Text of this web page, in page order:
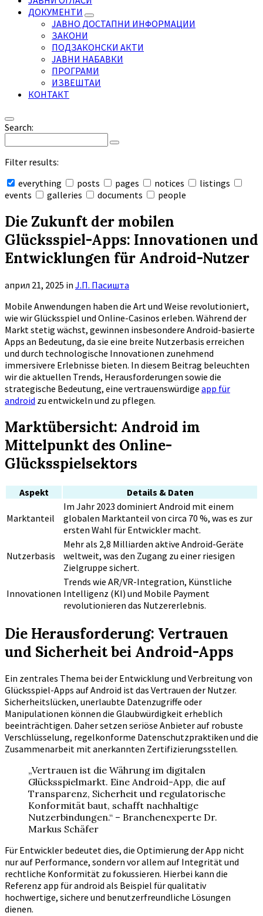
ДОКУМЕНТИ
ЈАВНО ДОСТАПНИ ИНФОРМАЦИИ
ЗАКОНИ
ПОДЗАКОНСКИ АКТИ
ЈАВНИ НАБАВКИ
ПРОГРАМИ
ИЗВЕШТАИ
КОНТАКТ
Search:
Filter results:
everything
posts pages notices
listings
events
galleries documents people
search
Die Zukunft der mobilen
Glücksspiel-Apps: Innovationen und
Entwicklungen für Android-Nutzer
април 21, 2025 in Ј.П. Пасишта
Mobile Anwendungen haben die Art und Weise revolutioniert,
wie wir Glücksspiel und Online-Casinos erleben. Während der
Markt stetig wächst, gewinnen insbesondere Android-basierte
Apps an Bedeutung, da sie eine breite Nutzerbasis erreichen
und durch technologische Innovationen zunehmend
immersivere Erlebnisse bieten. In diesem Beitrag beleuchten
wir die aktuellen Trends, Herausforderungen sowie die
strategische Bedeutung, eine vertrauenswürdige app für
android zu entwickeln und zu pflegen.
Marktübersicht: Android im
Mittelpunkt des Online-
Glücksspielsektors
Aspekt Details & Daten
Marktanteil
Im Jahr 2023 dominiert Android mit einem
globalen Marktanteil von circa 70 %, was es zur
ersten Wahl für Entwickler macht.
Nutzerbasis
Mehr als 2,8 Milliarden aktive Android-Geräte
weltweit, was den Zugang zu einer riesigen
Zielgruppe sichert.
Innovationen
Trends wie AR/VR-Integration, Künstliche
Intelligenz (KI) und Mobile Payment
revolutionieren das Nutzererlebnis.
Die Herausforderung: Vertrauen
und Sicherheit bei Android-Apps
Ein zentrales Thema bei der Entwicklung und Verbreitung von
Glücksspiel-Apps auf Android ist das Vertrauen der Nutzer.
Sicherheitslücken, unerlaubte Datenzugriffe oder
Manipulationen können die Glaubwürdigkeit erheblich
beeinträchtigen. Daher setzen seriöse Anbieter auf robuste
Verschlüsselung, regelkonforme Datenschutzpraktiken und die
Zusammenarbeit mit anerkannten Zertifizierungsstellen.
„Vertrauen ist die Währung im digitalen
Glücksspielmarkt. Eine Android-App, die auf
Transparenz, Sicherheit und regulatorische
Konformität baut, schafft nachhaltige
Nutzerbindungen.“ – Branchenexperte Dr.
Markus Schäfer
Für Entwickler bedeutet dies, die Optimierung der App nicht
nur auf Performance, sondern vor allem auf Integrität und
rechtliche Konformität zu fokussieren. Hierbei kann die
Referenz app für android als Beispiel für qualitativ
hochwertige, sichere und benutzerfreundliche Lösungen
dienen.